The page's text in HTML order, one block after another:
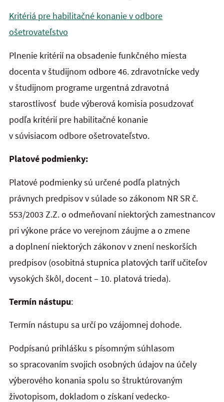
Kritériá pre habilitačné konanie v odbore
ošetrovateľstvo
Plnenie kritérií na obsadenie funkčného miesta
docenta v študijnom odbore 46. zdravotnícke vedy
v študijnom programe urgentná zdravotná
starostlivosť bude výberová komisia posudzovať
podľa kritérií pre habilitačné konanie
v súvisiacom odbore ošetrovateľstvo.
Platové podmienky:
Platové podmienky sú určené podľa platných
právnych predpisov v súlade so zákonom NR SR č.
553/2003 Z.Z. o odmeňovaní niektorých zamestnancov
pri výkone práce vo verejnom záujme a o zmene
a doplnení niektorých zákonov v znení neskorších
predpisov (osobitná stupnica platových taríf učiteľov
vysokých škôl, docent – 10. platová trieda).
Termín nástupu:
Termín nástupu sa určí po vzájomnej dohode.
Podpísanú prihlášku s písomným súhlasom
so spracovaním svojich osobných údajov na účely
výberového konania spolu so štruktúrovaným
životopisom, dokladom o získaní vedecko-